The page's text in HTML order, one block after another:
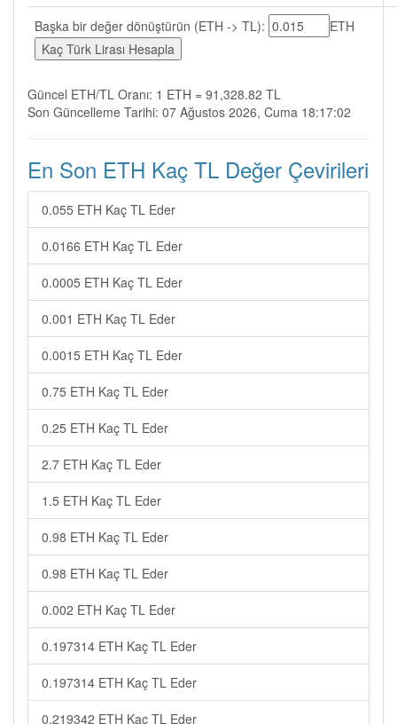
Başka bir değer dönüştürün (ETH -> TL):
ETH
Güncel ETH/TL Oranı: 1 ETH = 91,328.82 TL
Son Güncelleme Tarihi: 07 Ağustos 2026, Cuma 18:17:02
En Son ETH Kaç TL Değer Çevirileri
0.055 ETH Kaç TL Eder
0.0166 ETH Kaç TL Eder
0.0005 ETH Kaç TL Eder
0.001 ETH Kaç TL Eder
0.0015 ETH Kaç TL Eder
0.75 ETH Kaç TL Eder
0.25 ETH Kaç TL Eder
2.7 ETH Kaç TL Eder
1.5 ETH Kaç TL Eder
0.98 ETH Kaç TL Eder
0.98 ETH Kaç TL Eder
0.002 ETH Kaç TL Eder
0.197314 ETH Kaç TL Eder
0.197314 ETH Kaç TL Eder
0.219342 ETH Kaç TL Eder